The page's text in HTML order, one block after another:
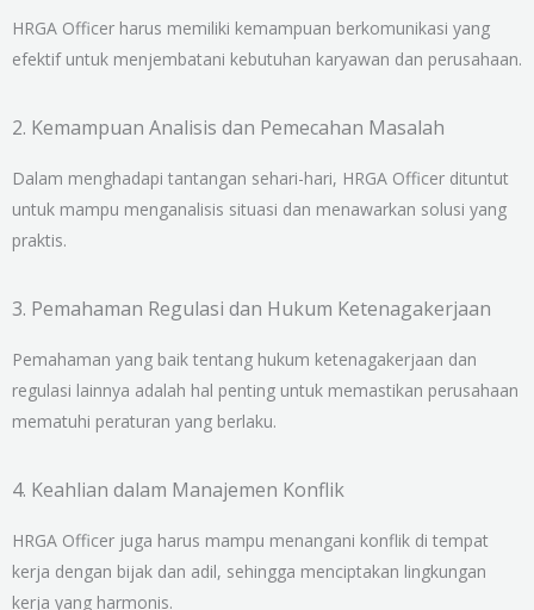
HRGA Officer harus memiliki kemampuan berkomunikasi yang
efektif untuk menjembatani kebutuhan karyawan dan perusahaan.
2. Kemampuan Analisis dan Pemecahan Masalah
Dalam menghadapi tantangan sehari-hari, HRGA Officer dituntut
untuk mampu menganalisis situasi dan menawarkan solusi yang
praktis.
3. Pemahaman Regulasi dan Hukum Ketenagakerjaan
Pemahaman yang baik tentang hukum ketenagakerjaan dan
regulasi lainnya adalah hal penting untuk memastikan perusahaan
mematuhi peraturan yang berlaku.
4. Keahlian dalam Manajemen Konflik
HRGA Officer juga harus mampu menangani konflik di tempat
kerja dengan bijak dan adil, sehingga menciptakan lingkungan
kerja yang harmonis.